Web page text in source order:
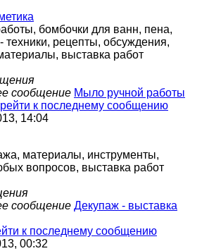
бомбочки для ванн, пена,
техники, рецепты, обсуждения,
выставка работ
сообщение Мыло ручной работы
к последнему сообщению
14:04
материалы, инструменты,
вопросов, выставка работ
сообщение Декупаж - выставка
к последнему сообщению
00:32